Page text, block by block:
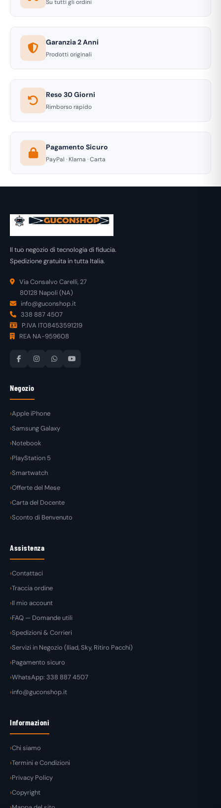
Su tutti gli ordini
Garanzia 2 Anni
Prodotti originali
Reso 30 Giorni
Rimborso rapido
Pagamento Sicuro
PayPal · Klarna · Carta
Il tuo negozio di tecnologia di fiducia.
Spedizione gratuita in tutta Italia.
Via Consalvo Carelli, 27
80128 Napoli (NA)
info@guconshop.it
338 887 4507
P.IVA IT08453591219
REA NA-959608
Negozio
Apple iPhone
Samsung Galaxy
Notebook
PlayStation 5
Smartwatch
Offerte del Mese
Carta del Docente
Sconto di Benvenuto
Assistenza
Contattaci
Traccia ordine
Il mio account
FAQ — Domande utili
Spedizioni & Corrieri
Servizi in Negozio (Iliad, Sky, Ritiro Pacchi)
Pagamento sicuro
WhatsApp: 338 887 4507
info@guconshop.it
Informazioni
Chi siamo
Termini e Condizioni
Privacy Policy
Copyright